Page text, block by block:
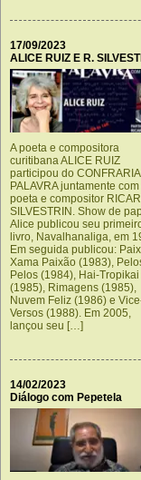
17/09/2023
ALICE RUIZ E R.
A poeta e compositora
curitibana ALICE RUIZ
participou do
PALAVRA juntamente
poeta e compositor
SILVESTRIN. Show de
Alice publicou seu
livro, Navalhanaliga, em
Em seguida publicou:
Xama Paixão (1983),
Pelos (1984), Hai-Tropikai
(1985), Rimagens (1985),
Nuvem Feliz (1986) e
Versos (1988). Em 2005,
lançou seu […]
14/02/2023
Diálogo com Pepetela